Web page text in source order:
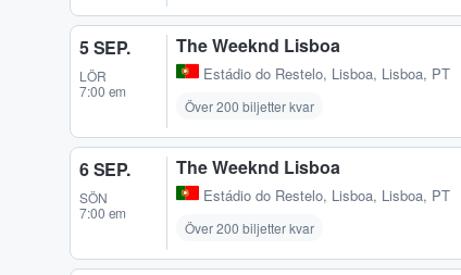
5 SEP.
LÖR
7:00 em
The Weeknd Lisboa
Estádio do Restelo, Lisboa, Lisboa, PT
Över 200 biljetter kvar
6 SEP.
SÖN
7:00 em
The Weeknd Lisboa
Estádio do Restelo, Lisboa, Lisboa, PT
Över 200 biljetter kvar